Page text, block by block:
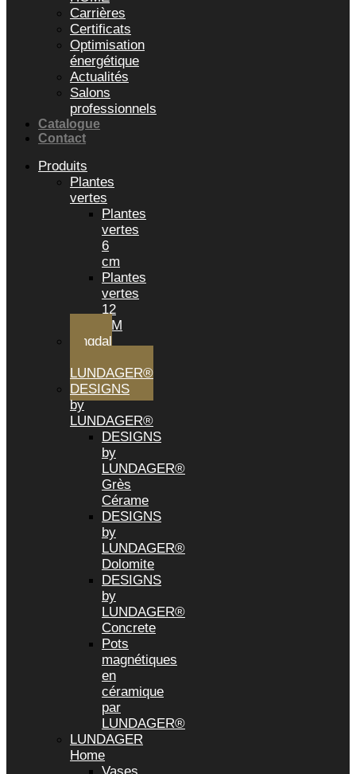
Carrières
Certificats
Optimisation
énergétique
Actualités
Salons
professionnels
Catalogue
Contact
Produits
Plantes
vertes
Plantes
vertes
6
cm
Plantes
vertes
12
CM
Tingdal
LUNDAGER®
DESIGNS
by
LUNDAGER®
DESIGNS
by
LUNDAGER®
Grès
Cérame
DESIGNS
by
LUNDAGER®
Dolomite
DESIGNS
by
LUNDAGER®
Concrete
Pots
magnétiques
en
céramique
par
LUNDAGER®
LUNDAGER
Home